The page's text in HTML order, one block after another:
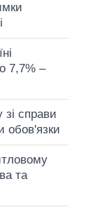
7,7% –
справи
обов'язки
та